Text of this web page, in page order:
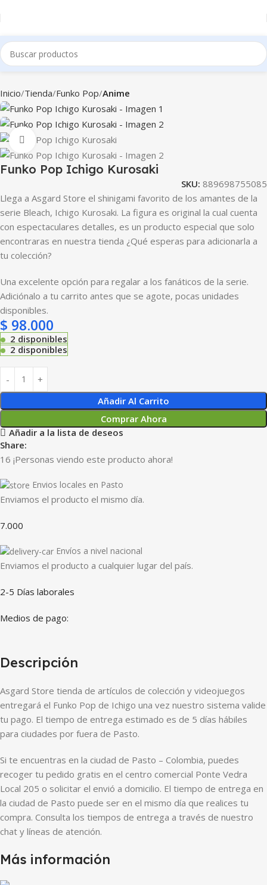
Inicio Tienda Funko Pop Anime
Clic para ampliar
Funko Pop Ichigo Kurosaki
SKU: 889698755085
Llega a Asgard Store el shinigami favorito de los amantes de la
serie Bleach, Ichigo Kurosaki. La figura es original la cual cuenta
con espectaculares detalles, es un producto especial que solo
encontraras en nuestra tienda ¿Qué esperas para adicionarla a
tu colección?
Una excelente opción para regalar a los fanáticos de la serie.
Adiciónalo a tu carrito antes que se agote, pocas unidades
disponibles.
$ 98.000
2 disponibles
2 disponibles
Añadir Al Carrito
Comprar Ahora
Añadir a la lista de deseos
Share:
16 ¡Personas viendo este producto ahora!
Envios locales en Pasto
Enviamos el producto el mismo día.
7.000
Envíos a nivel nacional
Enviamos el producto a cualquier lugar del país.
2-5 Días laborales
Medios de pago:
Descripción
Asgard Store tienda de artículos de colección y videojuegos
entregará el Funko Pop de Ichigo una vez nuestro sistema valide
tu pago. El tiempo de entrega estimado es de 5 días hábiles
para ciudades por fuera de Pasto.
Si te encuentras en la ciudad de Pasto – Colombia, puedes
recoger tu pedido gratis en el centro comercial Ponte Vedra
Local 205 o solicitar el envió a domicilio. El tiempo de entrega en
la ciudad de Pasto puede ser en el mismo día que realices tu
compra. Consulta los tiempos de entrega a través de nuestro
chat y líneas de atención.
Más información